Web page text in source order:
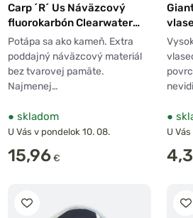
Carp ´R´ Us Náväzcový
fluorokarbón Clearwater
20m
Potápa sa ako kameň. Extra
poddajný náväzcový materiál
bez tvarovej pamäte.
Najmenej…
● skladom
U Vás v pondelok 10. 08.
15,96 €
●
U